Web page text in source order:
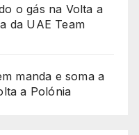
o gás na Volta a
da UAE Team
manda e soma a
a Polónia